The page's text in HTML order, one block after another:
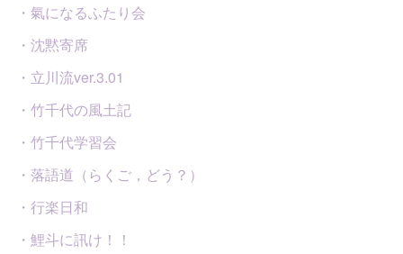
・氣になるふたり会
・沈黙寄席
・立川流ver.3.01
・竹千代の風土記
・竹千代学習会
・落語道（らくご，どう？）
・行楽日和
・鯉斗に訊け！！